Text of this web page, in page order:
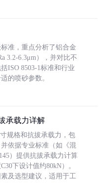
准，重点分析了铝合金
3.2-6.3μm），并对比不
ISO 8503-1标准和行业
的喷砂参数。
承载力详解
规格和抗拔承载力，包
依据专业标准（如《混
）提供抗拔承载力计算
下设计值约80kN）。
及选型建议，适用于工